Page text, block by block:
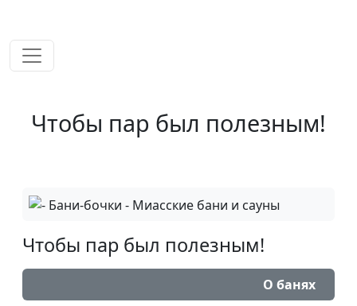
Чтобы пар был полезным!
Чтобы пар был полезным!
О банях